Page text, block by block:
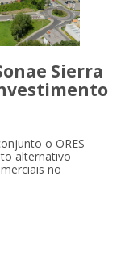
Sierra
o ORES
alternativo
no